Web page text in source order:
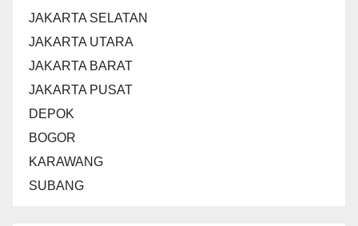
JAKARTA SELATAN
JAKARTA UTARA
JAKARTA BARAT
JAKARTA PUSAT
DEPOK
BOGOR
KARAWANG
SUBANG